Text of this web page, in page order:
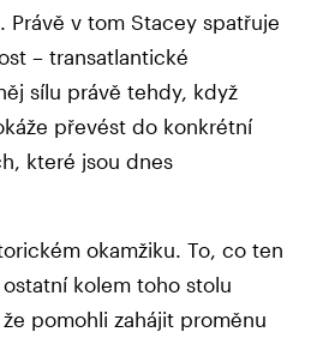
Právě v tom Stacey spatřuje
– transatlantické
sílu právě tehdy, když
převést do konkrétní
které jsou dnes
okamžiku. To, co ten
kolem toho stolu
pomohli zahájit proměnu